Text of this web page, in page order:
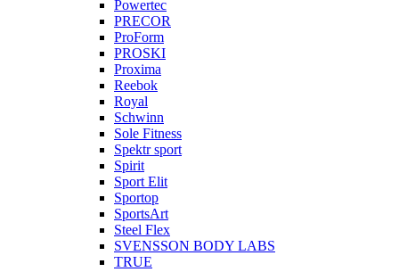
Powertec
PRECOR
ProForm
PROSKI
Proxima
Reebok
Royal
Schwinn
Sole Fitness
Spektr sport
Spirit
Sport Elit
Sportop
SportsArt
Steel Flex
SVENSSON BODY LABS
TRUE